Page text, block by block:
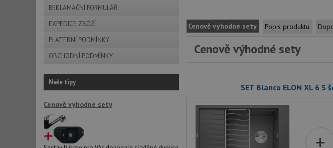
REKLAMAČNÍ FORMULÁŘ
EXPEDICE ZBOŽÍ
PLATEBNÍ PODMÍNKY
OBCHODNÍ PODMÍNKY
Naše tipy
Cenově výhodné sety
Cenově výhodné sety Popis produktu
Cenově výhodné sety
SET Blanco ELON XL 6
+